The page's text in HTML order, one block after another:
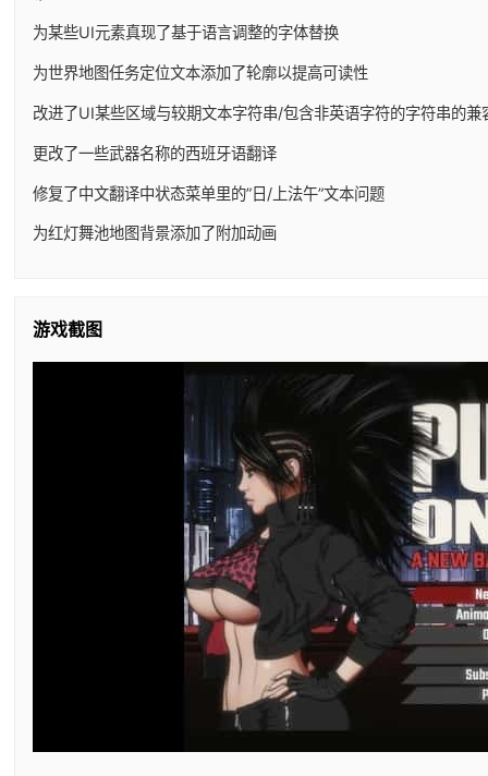
为某些UI元素真现了基于语言调整的字体替换
为世界地图任务定位文本添加了轮廓以提高可读性
改进了UI某些区域与较期文本字符串/包含非英语字符的字符串的兼
更改了一些武器名称的西班牙语翻译
修复了中文翻译中状态菜单里的”日/上法午”文本问题
为红灯舞池地图背景添加了附加动画
游戏截图